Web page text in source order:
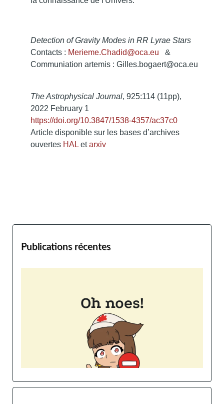
Detection of Gravity Modes in RR Lyrae Stars
Contacts : Merieme.Chadid@oca.eu &
Communiation artemis : Gilles.bogaert@oca.eu
The Astrophysical Journal, 925:114 (11pp),
2022 February 1
https://doi.org/10.3847/1538-4357/ac37c0
Article disponible sur les bases d’archives
ouvertes HAL etarxiv
Publications récentes